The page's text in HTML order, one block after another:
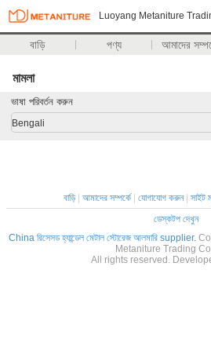
Luoyang Metaniture
বাড়ি পণ্য আমাদের
মামলা
ভাষা পরিবর্তন করুন
Bengali
বাড়ি| আমাদের সম্পর্কে| যোগাযোগ করুন| সাইট
ডেস্কটপ দেখুন
China রিসেসড হ্যান্ডেল মেটাল স্টোরেজ আলমারি supplier.
Metaniture Trading
All rights reserved.